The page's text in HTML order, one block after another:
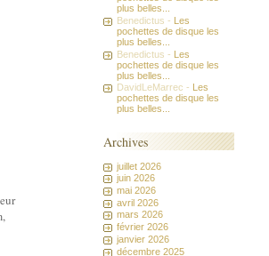
plus belles...
Benedictus - Les
pochettes de disque les
plus belles...
Benedictus - Les
pochettes de disque les
plus belles...
DavidLeMarrec -
Les
pochettes de disque les
plus belles...
Archives
juillet 2026
juin 2026
mai 2026
avril 2026
mars 2026
février 2026
janvier 2026
décembre 2025